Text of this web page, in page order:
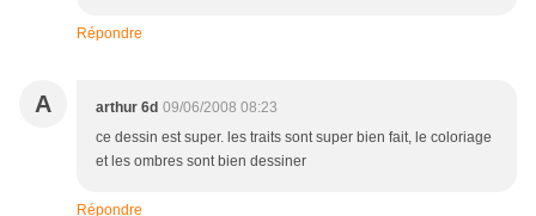
Répondre
A arthur 6d 09/06/2008 08:23
ce dessin est super. les traits sont super bien fait, le coloriage
et les ombres sont bien dessiner
Répondre